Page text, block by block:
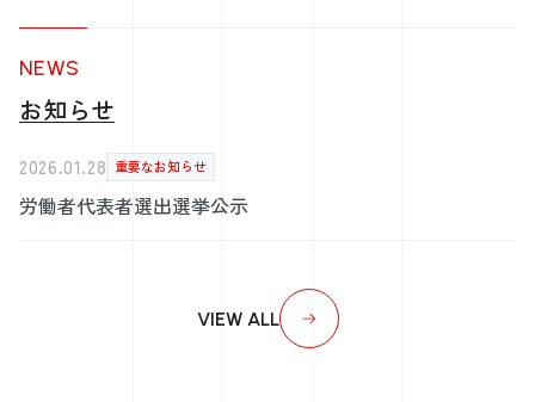
NEWS
お知らせ
2026.01.28 重要なお知らせ
労働者代表者選出選挙公示
VIEW ALL